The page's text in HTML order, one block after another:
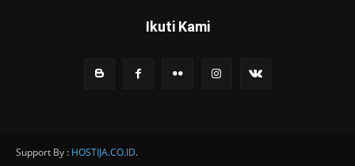
Ikuti Kami
Support By : HOSTIJA.CO.ID.